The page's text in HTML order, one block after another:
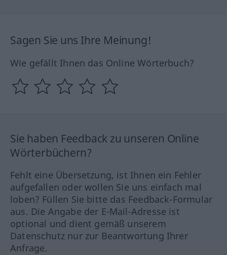
Sagen Sie uns Ihre Meinung!
Wie gefällt Ihnen das Online Wörterbuch?
Sie haben Feedback zu unseren Online
Wörterbüchern?
Fehlt eine Übersetzung, ist Ihnen ein Fehler
aufgefallen oder wollen Sie uns einfach mal
loben? Füllen Sie bitte das Feedback-Formular
aus. Die Angabe der E-Mail-Adresse ist
optional und dient gemäß unserem
Datenschutz nur zur Beantwortung Ihrer
Anfrage.